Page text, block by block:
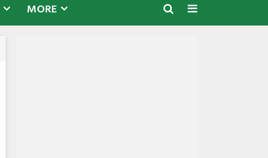
MORE